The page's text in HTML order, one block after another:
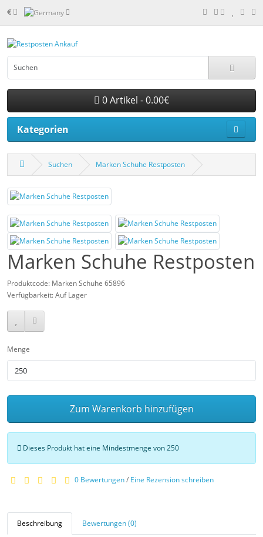
€
0 Artikel - 0.00€
Kategorien
Suchen Marken Schuhe Restposten
Marken Schuhe Restposten
Produktcode: Marken Schuhe 65896
Verfügbarkeit: Auf Lager
Menge
Zum Warenkorb hinzufügen
Dieses Produkt hat eine Mindestmenge von 250
0 Bewertungen/ Eine Rezension schreiben
Beschreibung Bewertungen (0)